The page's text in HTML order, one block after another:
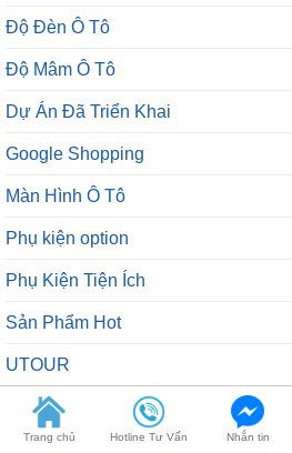
Độ Đèn Ô Tô
Độ Mâm Ô Tô
Dự Án Đã Triển Khai
Google Shopping
Màn Hình Ô Tô
Phụ kiện option
Phụ Kiện Tiện Ích
Sản Phẩm Hot
UTOUR
Vinfast VF5S
Trang chủ Hotline Tư Vấn Nhắn tin